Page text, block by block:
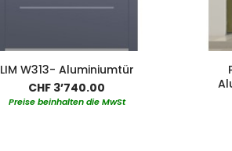
LIM W313- Aluminiumtür
CHF 3’740.00
Preise beinhalten die MwSt